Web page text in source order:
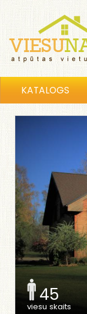
KATALOGS
45
viesu skaits